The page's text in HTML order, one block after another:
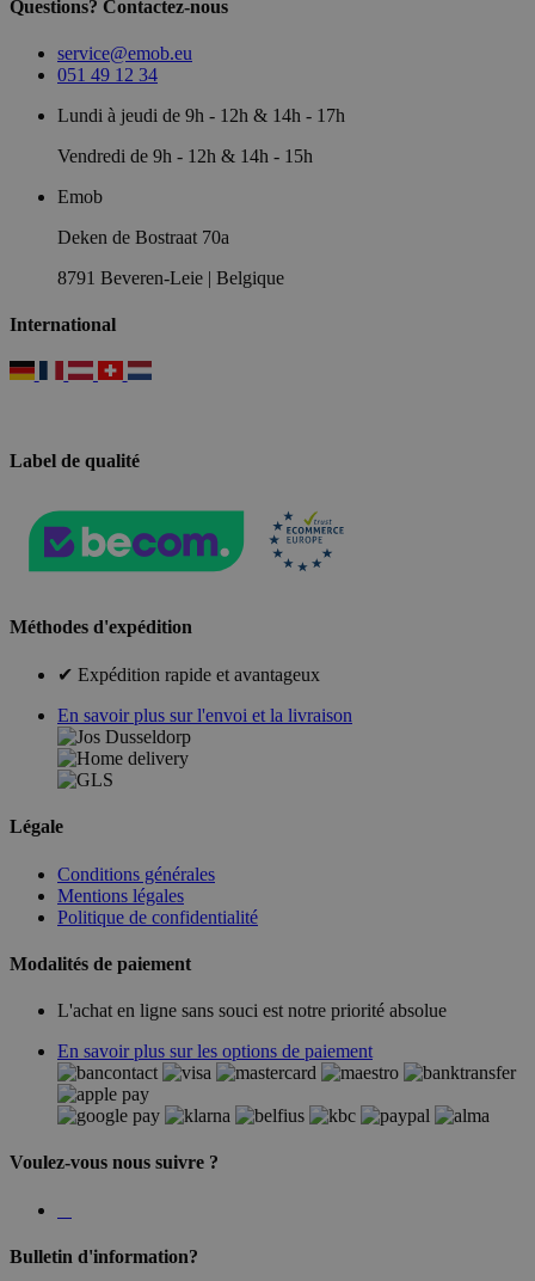
Questions? Contactez-nous
service@emob.eu
051 49 12 34
Lundi à jeudi de 9h - 12h & 14h - 17h
Vendredi de 9h - 12h & 14h - 15h
Emob
Deken de Bostraat 70a
8791 Beveren-Leie | Belgique
International
Label de qualité
Méthodes d'expédition
✔ Expédition rapide et avantageux
En savoir plus sur l'envoi et la livraison
Légale
Conditions générales
Mentions légales
Politique de confidentialité
Modalités de paiement
L'achat en ligne sans souci est notre priorité absolue
En savoir plus sur les options de paiement
Voulez-vous nous suivre ?
Bulletin d'information?